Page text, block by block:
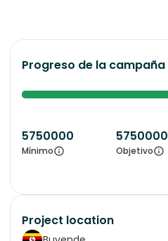
Progreso de la campaña
5750000
Mínimo
5750000
Objetivo
Project location